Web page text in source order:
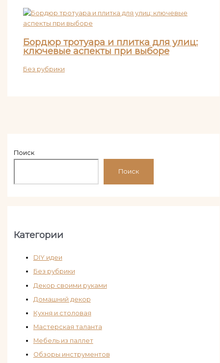
Поиск
Поиск
Категории
DIY идеи
Без рубрики
Декор своими руками
Домашний декор
Кухня и столовая
Мастерская таланта
Мебель из паллет
Обзоры инструментов
Бордюр тротуара и плитка для улиц:
ключевые аспекты при выборе
Без рубрики